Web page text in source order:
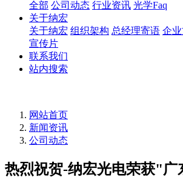
全部 公司动态 行业资讯 光学Faq
关于纳宏
关于纳宏 组织架构 总经理寄语 企
宣传片
联系我们
站内搜索
网站首页
新闻资讯
公司动态
热烈祝贺-纳宏光电荣获"广